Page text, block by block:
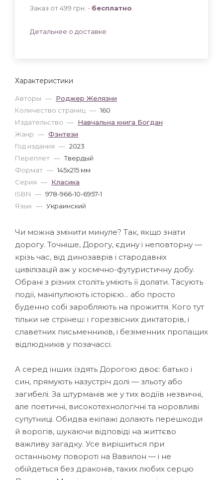
Характеристики
Авторы — Роджер Желязни
Количество страниц — 160
Издательство — Навчальна книга Богдан
Жанр — Фэнтези
Год издания — 2023
Переплет — Твердый
Формат — 145x215 мм
Серия — Класика
ISBN — 978-966-10-6957-1
Язык — Украинский
Заказ от 499 грн. - бесплатно
Детальнее о доставке
Чи можна змінити минуле? Так, якщо знати
дорогу. Точніше, Дорогу, єдину і неповторну —
крізь час, від динозаврів і стародавніх
цивілізацій аж у космічно-футуристичну добу.
Обрані з різних століть уміють її долати. Тасують
події, маніпулюють історією... або просто
буденно собі заробляють на прожиття. Кого тут
тільки не стрінеш: і горезвісних диктаторів, і
славетних письменників, і безіменних пропащих
відлюдників у позачассі.
А серед інших їздять Дорогою двоє: батько і
син, прямують назустріч долі — зльоту або
загибелі. За штурманів же у тих водіїв незвичні,
але поетичні, високотехнологічні та норовливі
супутниці. Обидва екіпажі долають перешкоди
й ворогів, шукаючи відповіді на життєво
важливу загадку. Усе вирішиться при
останньому повороті на Вавилон — і не
обійдеться без драконів, таких любих серцю